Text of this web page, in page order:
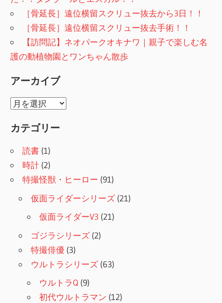
［骨延長］遠位横留スクリュー抜去から3日！！
［骨延長］遠位横留スクリュー抜去手術！！
【訪問記】ネオパークオキナワ｜親子で楽しむ名
護の動植物園とワンちゃん散歩
アーカイブ
ア
カ
カテゴリー
読書 (1)
時計 (2)
特撮怪獣・ヒーロー (91)
仮面ライダーシリーズ (21)
仮面ライダーV3 (21)
ゴジラシリーズ (2)
特撮俳優 (3)
ウルトラシリーズ (63)
ウルトラQ (9)
初代ウルトラマン (12)